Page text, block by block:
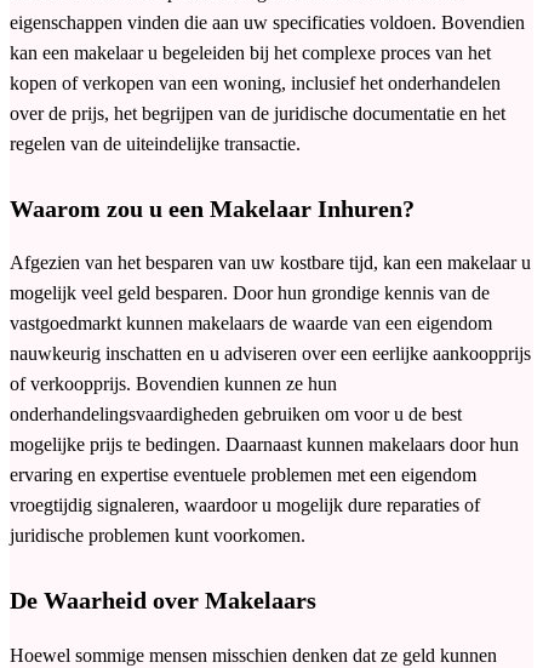
eigenschappen vinden die aan uw specificaties voldoen. Bovendien
kan een makelaar u begeleiden bij het complexe proces van het
kopen of verkopen van een woning, inclusief het onderhandelen
over de prijs, het begrijpen van de juridische documentatie en het
regelen van de uiteindelijke transactie.
Waarom zou u een Makelaar Inhuren?
Afgezien van het besparen van uw kostbare tijd, kan een makelaar u
mogelijk veel geld besparen. Door hun grondige kennis van de
vastgoedmarkt kunnen makelaars de waarde van een eigendom
nauwkeurig inschatten en u adviseren over een eerlijke aankoopprijs
of verkoopprijs. Bovendien kunnen ze hun
onderhandelingsvaardigheden gebruiken om voor u de best
mogelijke prijs te bedingen. Daarnaast kunnen makelaars door hun
ervaring en expertise eventuele problemen met een eigendom
vroegtijdig signaleren, waardoor u mogelijk dure reparaties of
juridische problemen kunt voorkomen.
De Waarheid over Makelaars
Hoewel sommige mensen misschien denken dat ze geld kunnen